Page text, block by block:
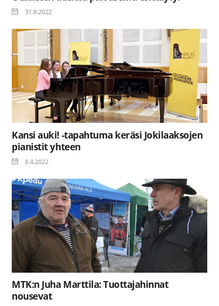
31.8.2022
Kansi auki! -tapahtuma keräsi Jokilaaksojen
pianistit yhteen
8.4.2022
MTK:n Juha Marttila: Tuottajahinnat
nousevat